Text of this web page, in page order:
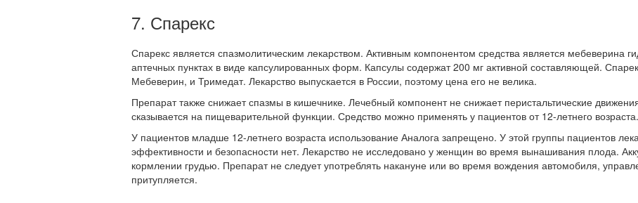
7. Спарекс
Спарекс является спазмолитическим лекарством. Активным компонентом средства является мебеверина
аптечных пунктах в виде капсулированных форм. Капсулы содержат 200 мг активной составляющей.
Мебеверин, и Тримедат. Лекарство выпускается в России, поэтому цена его не велика.
Препарат также снижает спазмы в кишечнике. Лечебный компонент не снижает перистальтические
сказывается на пищеварительной функции. Средство можно применять у пациентов от 12-летнего возраста.
У пациентов младше 12-летнего возраста использование Аналога запрещено. У этой группы пациентов
эффективности и безопасности нет. Лекарство не исследовано у женщин во время вынашивания плода.
кормлении грудью. Препарат не следует употреблять накануне или во время вождения автомобиля,
притупляется.